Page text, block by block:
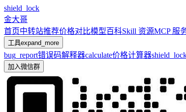
shield_lock
金大哥
首页中转站推荐价格对比模型百科Skill 资源MCP 服
工具expand_more
bug_report错误码解释器calculate价格计算器
加入微信群